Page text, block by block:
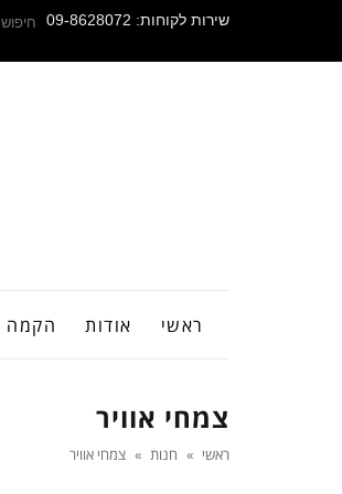
שירות לקוחות: 09-8628072 חיפוש
ראשי אודות הקמה
צמחי אוויר
ראשי » חנות » צמחי אוויר